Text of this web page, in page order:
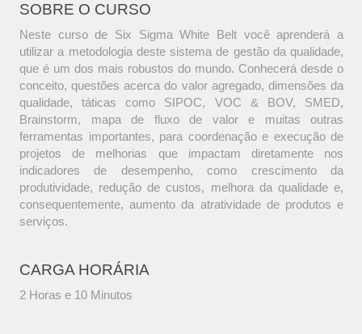
SOBRE O CURSO
Neste curso de Six Sigma White Belt você aprenderá a
utilizar a metodologia deste sistema de gestão da qualidade,
que é um dos mais robustos do mundo. Conhecerá desde o
conceito, questões acerca do valor agregado, dimensões da
qualidade, táticas como SIPOC, VOC & BOV, SMED,
Brainstorm, mapa de fluxo de valor e muitas outras
ferramentas importantes, para coordenação e execução de
projetos de melhorias que impactam diretamente nos
indicadores de desempenho, como crescimento da
produtividade, redução de custos, melhora da qualidade e,
consequentemente, aumento da atratividade de produtos e
serviços.
CARGA HORÁRIA
2 Horas e 10 Minutos